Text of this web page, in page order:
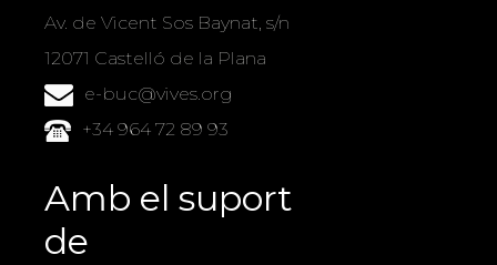
Av. de Vicent Sos Baynat, s/n
12071 Castelló de la Plana
e-buc@vives.org
+34 964 72 89 93
Amb el suport
de